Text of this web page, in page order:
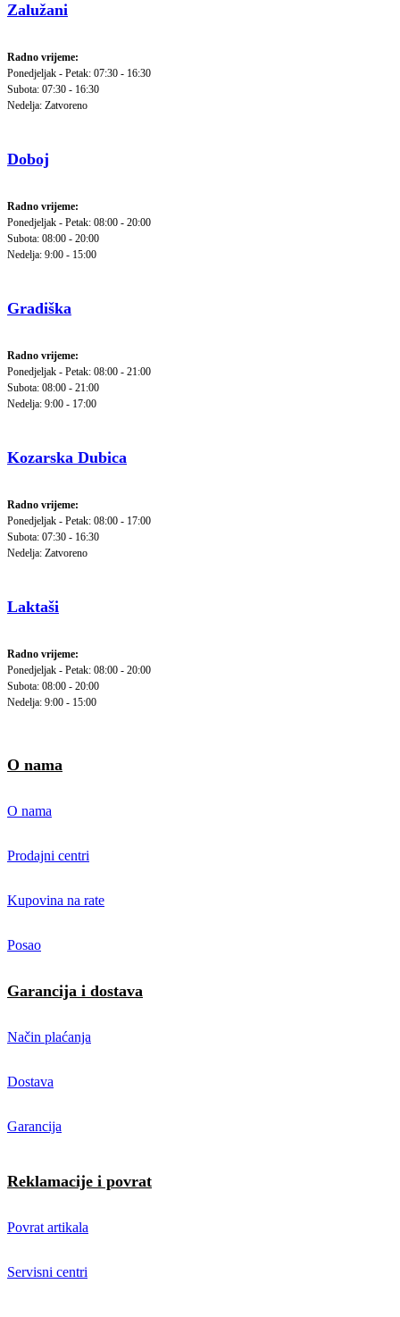
Zalužani
Radno vrijeme:
Ponedjeljak - Petak: 07:30 - 16:30
Subota: 07:30 - 16:30
Nedelja: Zatvoreno
Doboj
Radno vrijeme:
Ponedjeljak - Petak: 08:00 - 20:00
Subota: 08:00 - 20:00
Nedelja: 9:00 - 15:00
Gradiška
Radno vrijeme:
Ponedjeljak - Petak: 08:00 - 21:00
Subota: 08:00 - 21:00
Nedelja: 9:00 - 17:00
Kozarska Dubica
Radno vrijeme:
Ponedjeljak - Petak: 08:00 - 17:00
Subota: 07:30 - 16:30
Nedelja: Zatvoreno
Laktaši
Radno vrijeme:
Ponedjeljak - Petak: 08:00 - 20:00
Subota: 08:00 - 20:00
Nedelja: 9:00 - 15:00
O nama
O nama
Prodajni centri
Kupovina na rate
Posao
Garancija i dostava
Način plaćanja
Dostava
Garancija
Reklamacije i povrat
Povrat artikala
Servisni centri